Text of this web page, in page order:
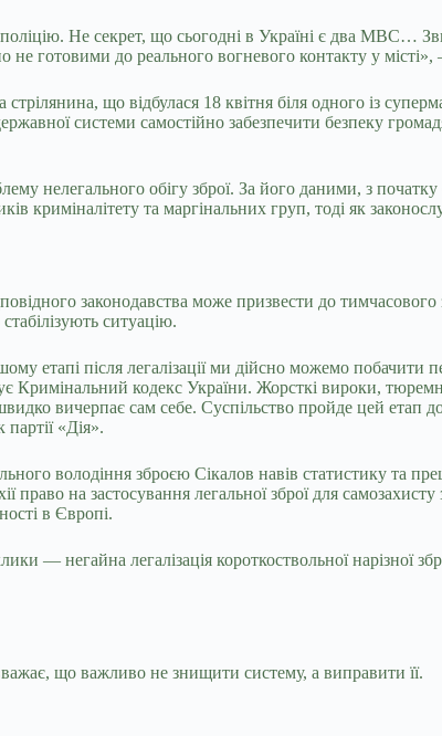
Не секрет, що сьогодні в Україні є два МВС…
не готовими до реального вогневого контакту у місті»,
що відбулася 18 квітня біля одного із
системи самостійно забезпечити безпеку
нелегального обігу зброї. За його даними, з
криміналітету та маргінальних груп, тоді як
законодавства може призвести до
ситуацію.
етапі після легалізації ми дійсно можемо
Кримінальний кодекс України. Жорсткі вироки,
вичерпає сам себе. Суспільство пройде цей етап
«Дія».
володіння зброєю Сікалов навів статистику та
право на застосування легальної зброї для
в Європі.
— негайна легалізація короткоствольної
що важливо не знищити систему, а виправити її.